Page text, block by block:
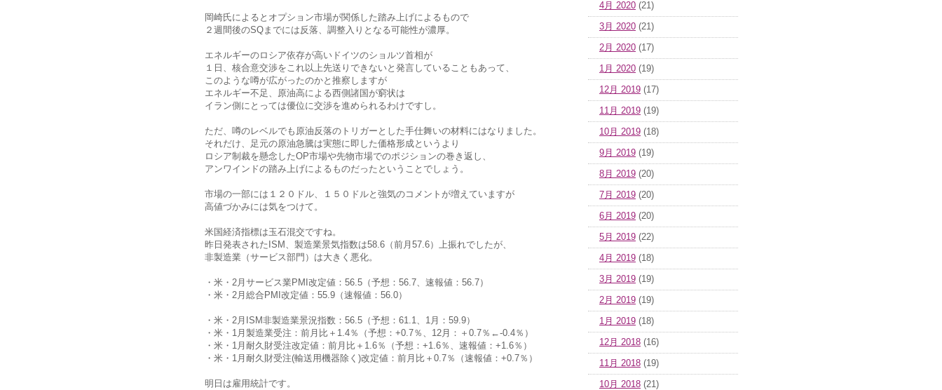
岡崎氏によるとオプション市場が関係した踏み上げによるもので
２週間後のSQまでには反落、調整入りとなる可能性が濃厚。
エネルギーのロシア依存が高いドイツのショルツ首相が
１日、核合意交渉をこれ以上先送りできないと発言していることもあって、
このような噂が広がったのかと推察しますが
エネルギー不足、原油高による西側諸国が窮状は
イラン側にとっては優位に交渉を進められるわけですし。
ただ、噂のレベルでも原油反落のトリガーとした手仕舞いの材料にはなりました。
それだけ、足元の原油急騰は実態に即した価格形成というより
ロシア制裁を懸念したOP市場や先物市場でのポジションの巻き返し、
アンワインドの踏み上げによるものだったということでしょう。
市場の一部には１２０ドル、１５０ドルと強気のコメントが増えていますが
高値づかみには気をつけて。
米国経済指標は玉石混交ですね。
昨日発表されたISM、製造業景気指数は58.6（前月57.6）上振れでしたが、
非製造業（サービス部門）は大きく悪化。
・米・2月サービス業PMI改定値：56.5（予想：56.7、速報値：56.7）
・米・2月総合PMI改定値：55.9（速報値：56.0）
・米・2月ISM非製造業景況指数：56.5（予想：61.1、1月：59.9）
・米・1月製造業受注：前月比＋1.4％（予想：+0.7％、12月：＋0.7％←-0.4％）
・米・1月耐久財受注改定値：前月比＋1.6％（予想：+1.6％、速報値：+1.6％）
・米・1月耐久財受注(輸送用機器除く)改定値：前月比＋0.7％（速報値：+0.7％）
明日は雇用統計です。
4月 2020 (21)
3月 2020 (21)
2月 2020 (17)
1月 2020 (19)
12月 2019 (17)
11月 2019 (19)
10月 2019 (18)
9月 2019 (19)
8月 2019 (20)
7月 2019 (20)
6月 2019 (20)
5月 2019 (22)
4月 2019 (18)
3月 2019 (19)
2月 2019 (19)
1月 2019 (18)
12月 2018 (16)
11月 2018 (19)
10月 2018 (21)